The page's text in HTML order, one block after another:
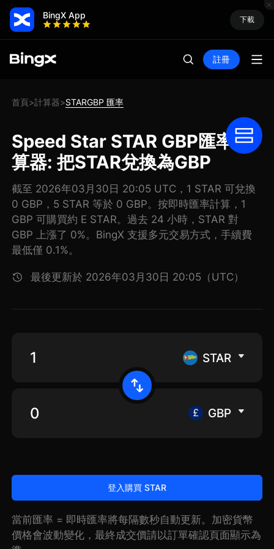
BingX App 下載
註冊
首頁>計算器>STARGBP 匯率
Speed Star STAR GBP匯率計
算器: 把STAR兌換為GBP
截至 2026年03月30日 20:05 UTC，1 STAR 可兌換
0 GBP，5 STAR 等於 0 GBP。按即時匯率計算，1
GBP 可購買約 E STAR。過去 24 小時，STAR 對
GBP 上漲了 0%。BingX 支援多元交易方式，手續費
最低僅 0.1%。
最後更新於 2026年03月30日 20:05（UTC）
STAR
GBP
登入購買 STAR
當前匯率 = 即時匯率將每隔數秒自動更新。加密貨幣
價格會波動變化，最終成交價請以訂單確認頁面顯示為